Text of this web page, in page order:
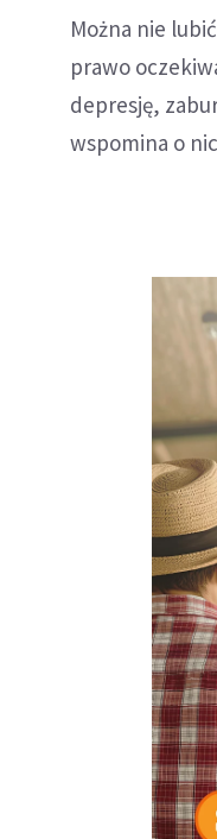
Można nie
prawo
depresję,
wspomina o